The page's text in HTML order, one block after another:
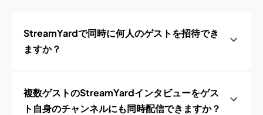
StreamYardで同時に何人のゲストを招待でき
ますか？
複数ゲストのStreamYardインタビューをゲス
ト自身のチャンネルにも同時配信できますか？